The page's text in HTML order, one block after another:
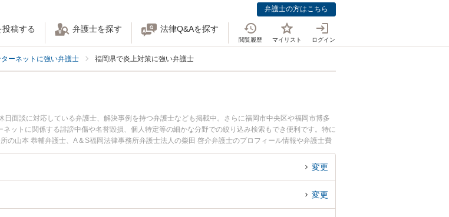
弁護士の方はこちら
稿する 弁護士を探す 法律Q&Aを探す
閲覧履歴 マイリスト ログイン
ーネットに強い弁護士 福岡県で炎上対策に強い弁護士
面談に対応している弁護士、解決事例を持つ弁護士なども掲載中。さらに福岡市中央区や福岡市博多
ットに関係する誹謗中傷や名誉毀損、個人特定等の細かな分野での絞り込み検索もでき便利です。特に
の山本 恭輔弁護士、A＆S福岡法律事務所弁護士法人の柴田 啓介弁護士のプロフィール情報や弁護士費
策のトラブルを今すぐに弁護士に相談したい』『炎上対策のトラブル解決の実績豊富な近くの弁護士を
に相談予約したい』などでお困りの相談者さんにおすすめです。
変更
変更